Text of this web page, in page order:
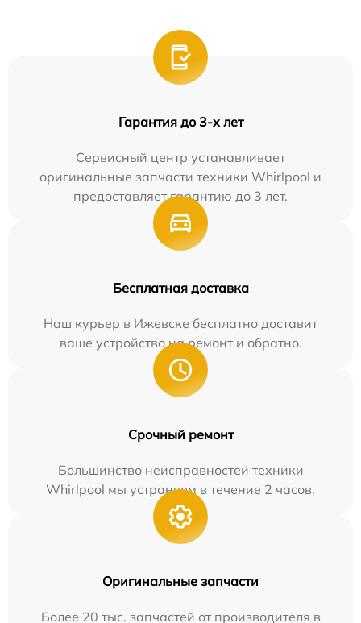
Гарантия до 3-х лет
Сервисный центр устанавливает
оригинальные запчасти техники Whirlpool и
предоставляет гарантию до 3 лет.
Бесплатная доставка
Наш курьер в Ижевске бесплатно доставит
ваше устройство на ремонт и обратно.
Срочный ремонт
Большинство неисправностей техники
Whirlpool мы устраняем в течение 2 часов.
Оригинальные запчасти
Более 20 тыс. запчастей от производителя в